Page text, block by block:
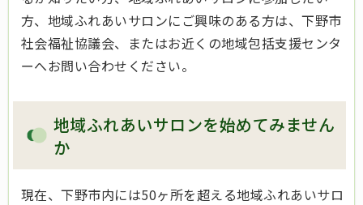
方、地域ふれあいサロンにご興味のある方は、下野市
社会福祉協議会、またはお近くの地域包括支援センタ
ーへお問い合わせください。
地域ふれあいサロンを始めてみません
か
現在、下野市内には50ヶ所を超える地域ふれあいサロ